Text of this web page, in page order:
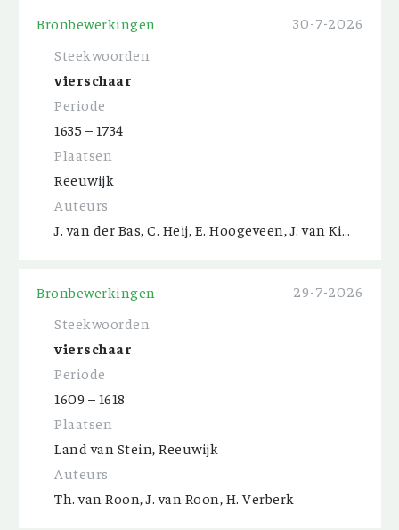
Bronbewerkingen
30-7-2026
Steekwoorden
vierschaar
Periode
1635 – 1734
Plaatsen
Reeuwijk
Auteurs
J. van der Bas, C. Heij, E. Hoogeveen, J. van Kippershuis, C. Perdijk, A. Spijker
Bronbewerkingen
29-7-2026
Steekwoorden
vierschaar
Periode
1609 – 1618
Plaatsen
Land van Stein, Reeuwijk
Auteurs
Th. van Roon, J. van Roon, H. Verberk